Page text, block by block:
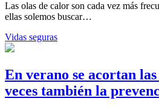
Las olas de calor son cada vez más
ellas solemos buscar…
Vidas seguras
En verano se acortan
veces también la